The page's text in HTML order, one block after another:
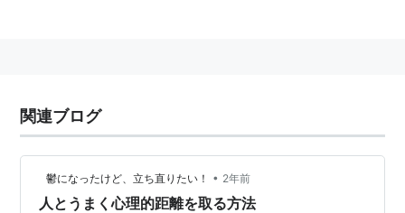
関連ブログ
鬱になったけど、立ち直りたい！ • 2年前
人とうまく心理的距離を取る方法